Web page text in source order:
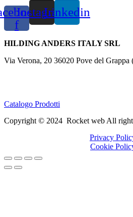
f
InstagramLinkedin
HILDING ANDERS ITALY SRL
Via Verona, 20 36020 Pove del
Catalogo Prodotti
Copyright © 2024 Rocket web All
Privacy
Cookie